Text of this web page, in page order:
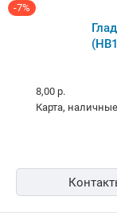
-7%
8,00 р.
карта,